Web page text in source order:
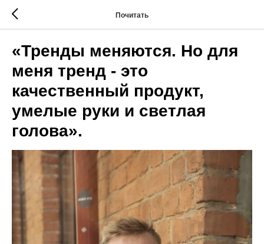
Почитать
«Тренды меняются. Но для
меня тренд - это
качественный продукт,
умелые руки и светлая
голова».